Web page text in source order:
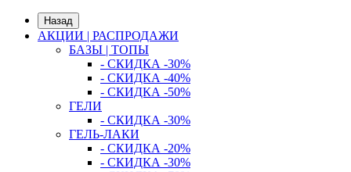
Назад
АКЦИИ | РАСПРОДАЖИ
БАЗЫ | ТОПЫ
- СКИДКА -30%
- СКИДКА -40%
- СКИДКА -50%
ГЕЛИ
- СКИДКА -30%
ГЕЛЬ-ЛАКИ
- СКИДКА -20%
- СКИДКА -30%